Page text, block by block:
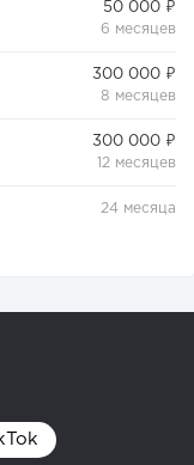
50 000 ₽
6 месяцев
300 000 ₽
8 месяцев
300 000 ₽
12 месяцев
24 месяца